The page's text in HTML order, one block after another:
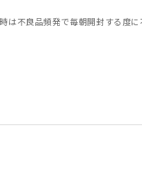
不良品頻発で毎朝開封する度